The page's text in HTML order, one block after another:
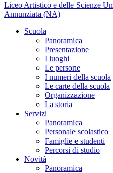
Liceo Artistico e delle Scienze
Annunziata (NA)
Scuola
Panoramica
Presentazione
I luoghi
Le persone
I numeri della scuola
Le carte della scuola
Organizzazione
La storia
Servizi
Panoramica
Personale scolastico
Famiglie e studenti
Percorsi di studio
Novità
Panoramica